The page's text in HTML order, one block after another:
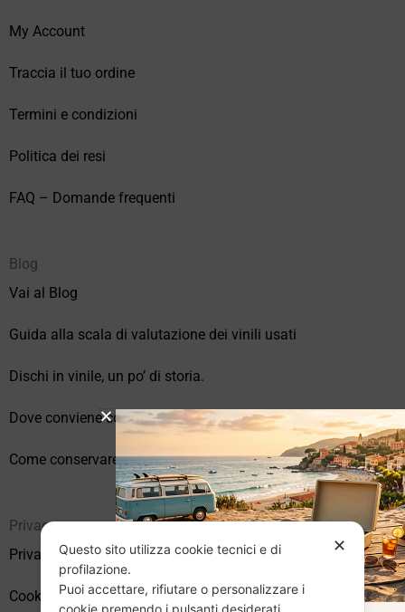
My Account
Traccia il tuo ordine
Termini e condizioni
Politica dei resi
FAQ – Domande frequenti
Blog
Vai al Blog
Guida alla scala di valutazione dei vinili usati
Dischi in vinile, un po’ di storia.
Dove conviene comprare vinili online?
Come conservare correttamente i vinili usati
Privacy
Privacy Policy
Cookie Policy (UE)
✕
Questo sito utilizza cookie tecnici e di
profilazione.
Puoi accettare, rifiutare o personalizzare i
cookie premendo i pulsanti desiderati.